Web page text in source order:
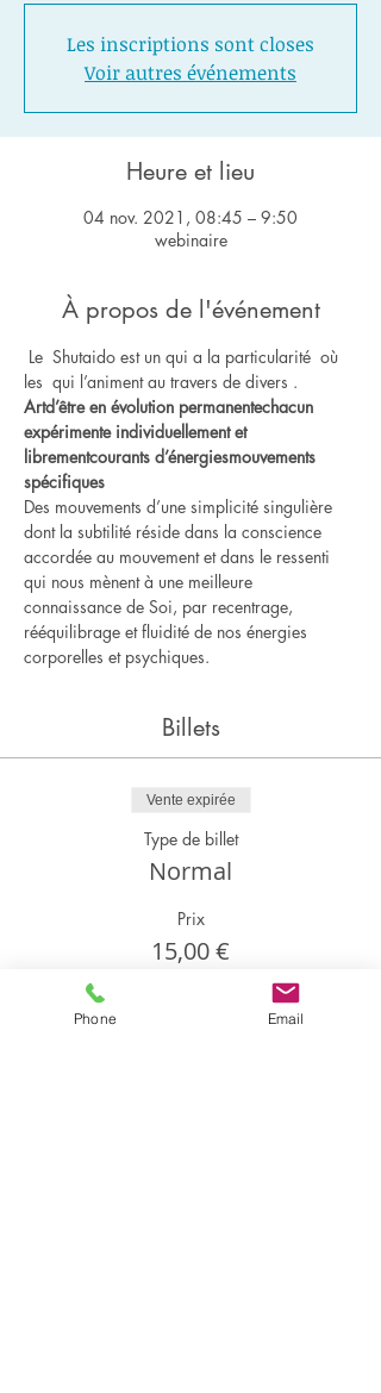
Les inscriptions sont closes
Voir autres événements
Heure et lieu
04 nov. 2021, 08:45 – 9:50
webinaire
À propos de l'événement
Le  Shutaido est un qui a la particularité où
les qui l’animent au travers de divers .
Artd’être en évolution permanentechacun
expérimente individuellement et
librementcourants d’énergiesmouvements
spécifiques
Des mouvements d’une simplicité singulière
dont la subtilité réside dans la conscience
accordée au mouvement et dans le ressenti
qui nous mènent à une meilleure
connaissance de Soi, par recentrage,
rééquilibrage et fluidité de nos énergies
corporelles et psychiques.
Billets
Vente expirée
Type de billet
Normal
Prix
15,00 €
Phone Email